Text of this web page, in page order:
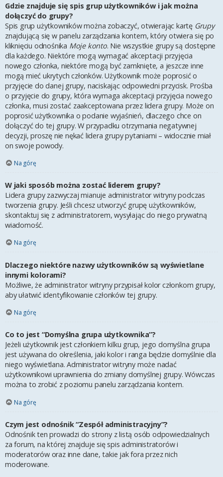
Gdzie znajduje się spis grup użytkowników i jak można
dołączyć do grupy?
Spis grup użytkowników można zobaczyć, otwierając kartę Grupy
znajdującą się w panelu zarządzania kontem, który otwiera się po
kliknięciu odnośnika Moje konto. Nie wszystkie grupy są dostępne
dla każdego. Niektóre mogą wymagać akceptacji przyjęcia
nowego członka, niektóre mogą być zamknięte, a jeszcze inne
mogą mieć ukrytych członków. Użytkownik może poprosić o
przyjęcie do danej grupy, naciskając odpowiedni przycisk. Prośba
o przyjęcie do grupy, która wymaga akceptacji przyjęcia nowego
członka, musi zostać zaakceptowana przez lidera grupy. Może on
poprosić użytkownika o podanie wyjaśnień, dlaczego chce on
dołączyć do tej grupy. W przypadku otrzymania negatywnej
decyzji, proszę nie nękać lidera grupy pytaniami – widocznie miał
on swoje powody.
Na górę
W jaki sposób można zostać liderem grupy?
Lidera grupy zazwyczaj mianuje administrator witryny podczas
tworzenia grupy. Jeśli chcesz utworzyć grupę użytkowników,
skontaktuj się z administratorem, wysyłając do niego prywatną
wiadomość.
Na górę
Dlaczego niektóre nazwy użytkowników są wyświetlane
innymi kolorami?
Możliwe, że administrator witryny przypisał kolor członkom grupy,
aby ułatwić identyfikowanie członków tej grupy.
Na górę
Co to jest “Domyślna grupa użytkownika”?
Jeżeli użytkownik jest członkiem kilku grup, jego domyślna grupa
jest używana do określenia, jaki kolor i ranga będzie domyślnie dla
niego wyświetlana. Administrator witryny może nadać
użytkownikowi uprawnienia do zmiany domyślnej grupy. Wówczas
można to zrobić z poziomu panelu zarządzania kontem.
Na górę
Czym jest odnośnik “Zespół administracyjny”?
Odnośnik ten prowadzi do strony z listą osób odpowiedzialnych
za forum, na której znajduje się spis administratorów i
moderatorów oraz inne dane, takie jak fora przez nich
moderowane.